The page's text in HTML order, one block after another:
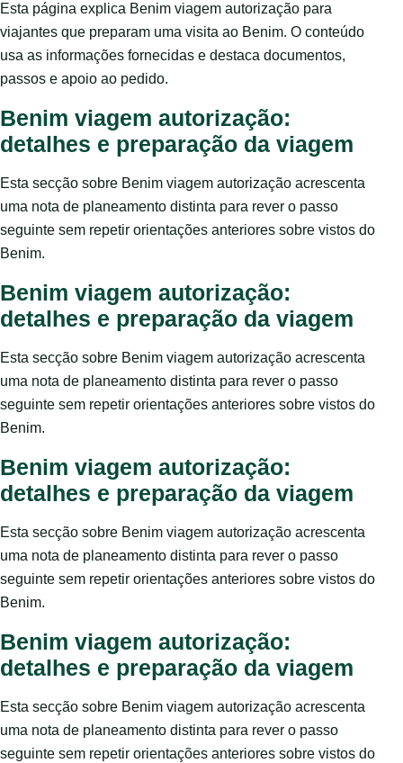
Esta página explica Benim viagem autorização para
viajantes que preparam uma visita ao Benim. O conteúdo
usa as informações fornecidas e destaca documentos,
passos e apoio ao pedido.
Benim viagem autorização:
detalhes e preparação da viagem
Esta secção sobre Benim viagem autorização acrescenta
uma nota de planeamento distinta para rever o passo
seguinte sem repetir orientações anteriores sobre vistos do
Benim.
Benim viagem autorização:
detalhes e preparação da viagem
Esta secção sobre Benim viagem autorização acrescenta
uma nota de planeamento distinta para rever o passo
seguinte sem repetir orientações anteriores sobre vistos do
Benim.
Benim viagem autorização:
detalhes e preparação da viagem
Esta secção sobre Benim viagem autorização acrescenta
uma nota de planeamento distinta para rever o passo
seguinte sem repetir orientações anteriores sobre vistos do
Benim.
Benim viagem autorização:
detalhes e preparação da viagem
Esta secção sobre Benim viagem autorização acrescenta
uma nota de planeamento distinta para rever o passo
seguinte sem repetir orientações anteriores sobre vistos do